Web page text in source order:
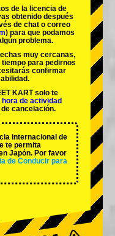
de la licencia de
obtenido después
de chat o correo
) para que podamos
problema.
muy cercanas,
para pedirnos
confirmar
KART solo te
de actividad
cancelación.
internacional de
te permita
Japón. Por favor
de Conducir para